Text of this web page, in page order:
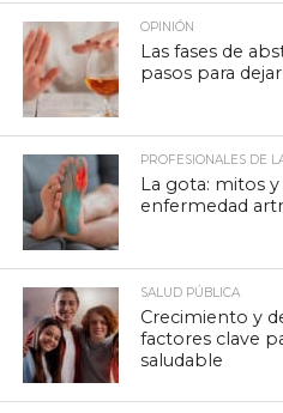
OPINIÓN
Las fases de
pasos para
PROFESIONALES DE
La gota: mitos y
enfermedad
SALUD PÚBLICA
Crecimiento y
factores clave
saludable